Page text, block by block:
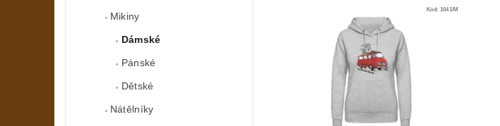
Mikiny
Dámské
Pánské
Dětské
Nátělníky
Kód: 1641/M